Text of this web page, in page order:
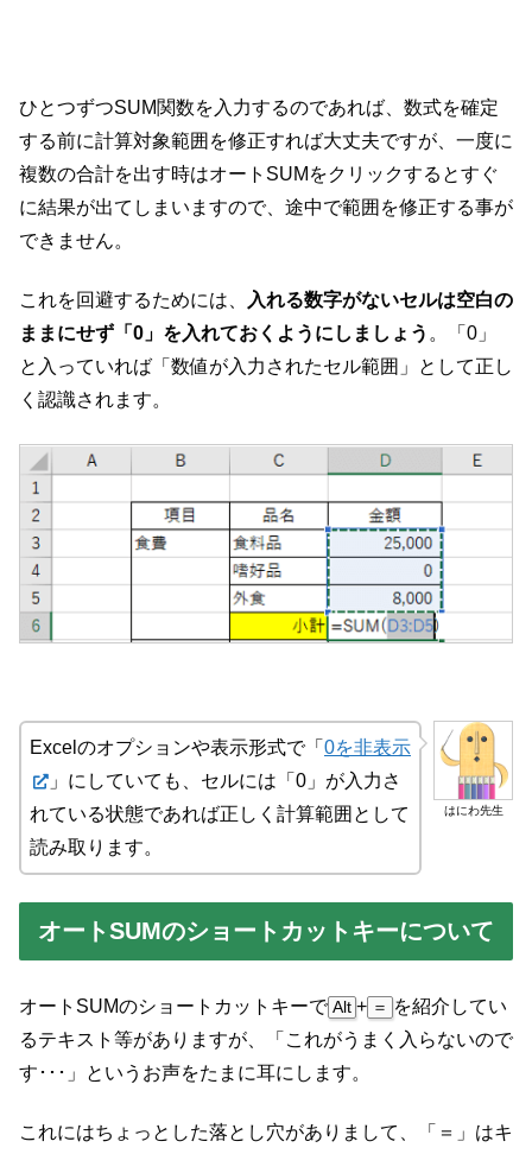
ひとつずつSUM関数を入力するのであれば、数式を確定
する前に計算対象範囲を修正すれば大丈夫ですが、一度に
複数の合計を出す時はオートSUMをクリックするとすぐ
に結果が出てしまいますので、途中で範囲を修正する事が
できません。
これを回避するためには、
入れる数字がないセルは空白の
ままにせず「0」を入れておくようにしましょう 。「0」
と入っていれば「数値が入力されたセル範囲」として正し
く認識されます。
はにわ先生
Excelのオプションや表示形式で「 0を非表示
」にしていても、セルには「0」が入力さ
れている状態であれば正しく計算範囲として
読み取ります。
オートSUMのショートカットキーについて
オートSUMのショートカットキーで Alt + ＝ を紹介してい
るテキスト等がありますが、「これがうまく入らないので
す･･･」というお声をたまに耳にします。
これにはちょっとした落とし穴がありまして、「＝」はキ